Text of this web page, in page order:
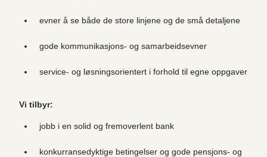
evner å se både de store linjene og de små detaljene
gode kommunikasjons- og samarbeidsevner
service- og løsningsorientert i forhold til egne oppgaver
Vi tilbyr:
jobb i en solid og fremoverlent bank
konkurransedyktige betingelser og gode pensjons- og